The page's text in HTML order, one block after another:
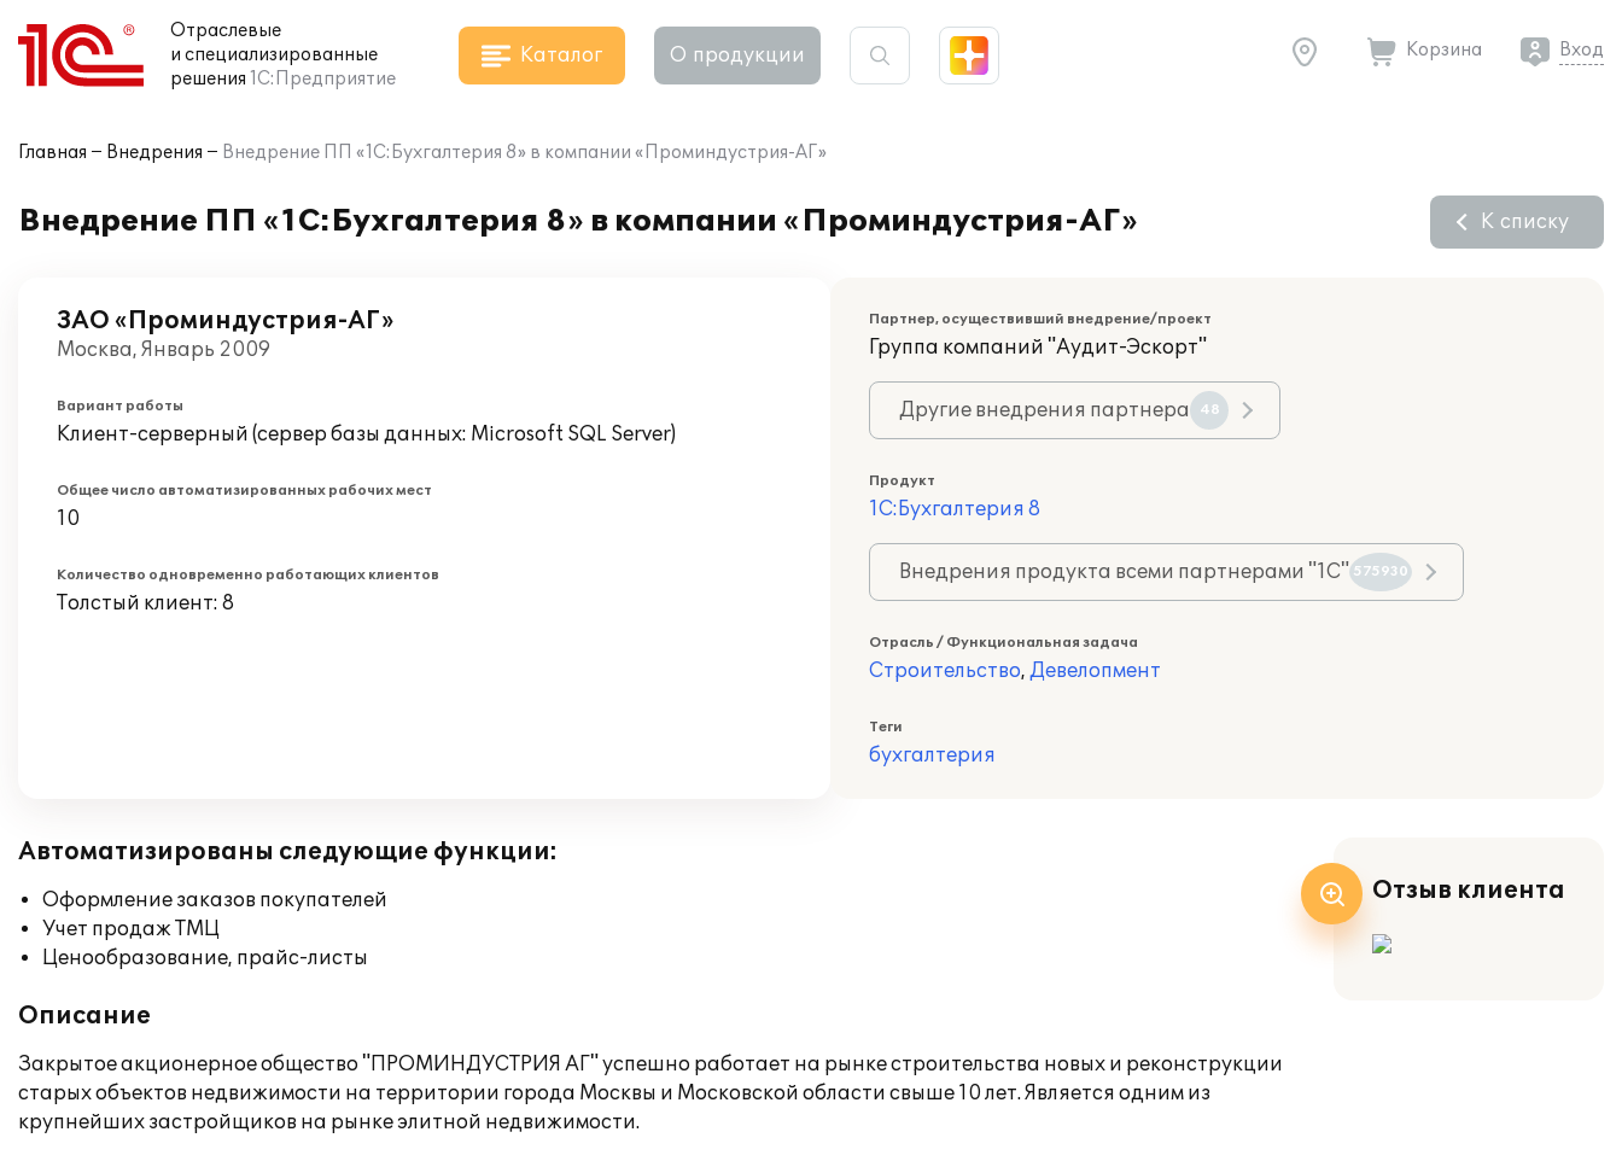
Отраслевые
и специализированные
решения 1С:Предприятие
Каталог О продукции Корзина Вход
Главная Внедрения Внедрение ПП «1С:Бухгалтерия 8» в компании «Проминдустрия-АГ»
Внедрение ПП «1С:Бухгалтерия 8» в компании «Проминдустрия-АГ» К списку
ЗАО «Проминдустрия-АГ»
Москва, Январь 2009
Вариант работы
Клиент-серверный (сервер базы данных: Microsoft SQL Server)
Общее число автоматизированных рабочих мест
10
Количество одновременно работающих клиентов
Толстый клиент: 8
Партнер, осуществивший внедрение/проект
Группа компаний "Аудит-Эскорт"
Другие внедрения партнера 48
Продукт
1С:Бухгалтерия 8
Внедрения продукта всеми партнерами "1С" 575930
Отрасль / Функциональная задача
Строительство, Девелопмент
Теги
бухгалтерия
Автоматизированы следующие функции:
Оформление заказов покупателей
Учет продаж ТМЦ
Ценообразование, прайс-листы
Описание
Закрытое акционерное общество "ПРОМИНДУСТРИЯ АГ" успешно работает на рынке строительства новых и реконструкции
старых объектов недвижимости на территории города Москвы и Московской области свыше 10 лет. Является одним из
крупнейших застройщиков на рынке элитной недвижимости.
Отзыв клиента